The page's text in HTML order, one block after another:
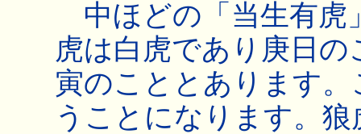
中ほどの「当生有虎
虎は白虎であり庚日
寅のこととあります
うことになります。